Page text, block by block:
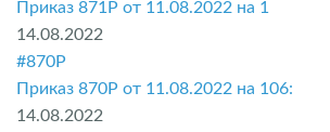
Приказ 871P от 11.08.2022 на 1
14.08.2022
#870P
Приказ 870P от 11.08.2022 на 106:
14.08.2022